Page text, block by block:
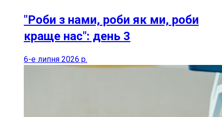
"Роби з нами, роби як ми, роби
краще нас": день 3
6-е липня 2026 р.